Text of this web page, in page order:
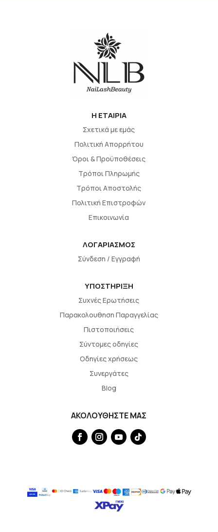
H EΤΑΙΡΙΑ
Σχετικά με εμάς
Πολιτική Απορρήτου
Όροι & Προϋποθέσεις
Τρόποι Πληρωμής
Τρόποι Αποστολής
Πολιτική Επιστροφών
Επικοινωνία
ΛΟΓΑΡΙΑΣΜΟΣ
Σύνδεση / Εγγραφή
ΥΠΟΣΤΗΡΙΞΗ
Συχνές Ερωτήσεις
Παρακολουθηση Παραγγελίας
Πιστοποιήσεις
Σύντομες οδηγίες
Οδηγίες χρήσεως
Συνεργάτες
Blog
ΑΚΟΛΟΥΘΗΣΤΕ ΜΑΣ